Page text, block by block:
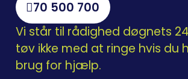
70 500 700
Vi står til rådighed døgnets
tøv ikke med at ringe hvis du
brug for hjælp.